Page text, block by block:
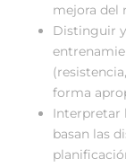
mejora del
Distinguir
forma
Interpretar
basan las